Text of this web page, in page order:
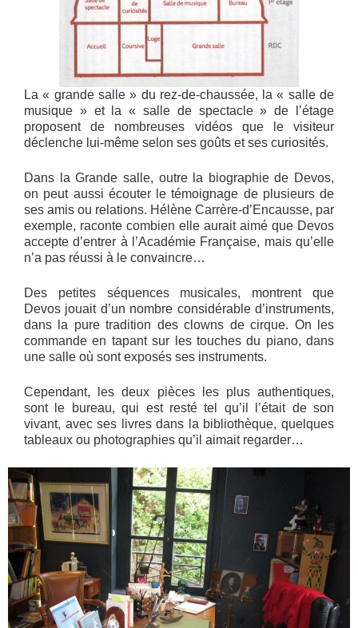
La « grande salle » du rez-de-chaussée, la « salle de
musique » et la « salle de spectacle » de l’étage
proposent de nombreuses vidéos que le visiteur
déclenche lui-même selon ses goûts et ses curiosités.
Dans la Grande salle, outre la biographie de Devos,
on peut aussi écouter le témoignage de plusieurs de
ses amis ou relations. Hélène Carrère-d’Encausse, par
exemple, raconte combien elle aurait aimé que Devos
accepte d’entrer à l’Académie Française, mais qu’elle
n’a pas réussi à le convaincre…
Des petites séquences musicales, montrent que
Devos jouait d’un nombre considérable d’instruments,
dans la pure tradition des clowns de cirque. On les
commande en tapant sur les touches du piano, dans
une salle où sont exposés ses instruments.
Cependant, les deux pièces les plus authentiques,
sont le bureau, qui est resté tel qu’il l’était de son
vivant, avec ses livres dans la bibliothèque, quelques
tableaux ou photographies qu’il aimait regarder…